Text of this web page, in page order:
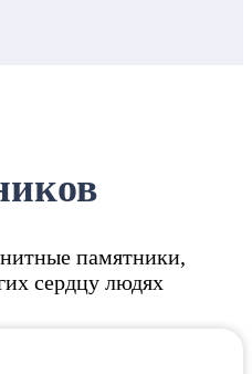
памятники,
сердцу людях